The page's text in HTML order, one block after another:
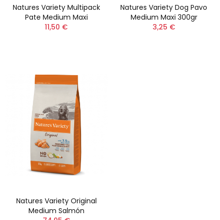
Natures Variety Multipack
Pate Medium Maxi
11,50 €
Natures Variety Dog Pavo
Medium Maxi 300gr
3,25 €
Natures Variety Original
Medium Salmón